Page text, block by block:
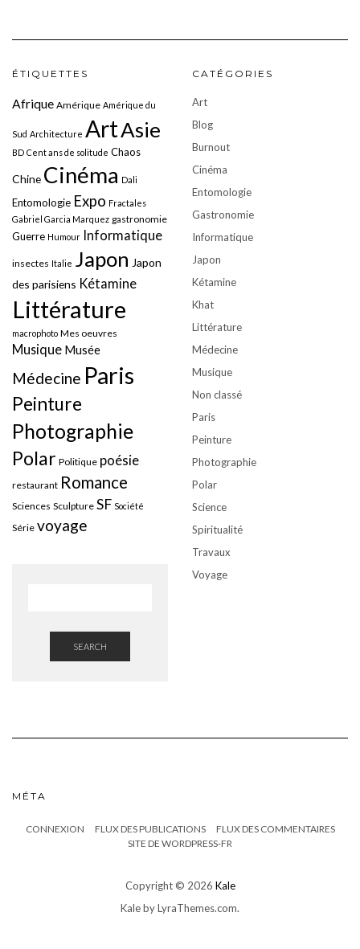
ÉTIQUETTES
Afrique Amérique Amérique du
Sud Architecture ArtAsie
BD Cent ans de solitude Chaos
Chine Cinéma Dali
Entomologie Expo Fractales
Gabriel Garcia Marquez gastronomie
Guerre Humour Informatique
insectes Italie Japon Japon
des parisiens Kétamine
Littérature
macrophoto Mes oeuvres
Musique Musée
Médecine Paris
Peinture
Photographie
Polar Politique poésie
restaurant Romance
Sciences Sculpture SF Société
Série voyage
SEARCH
CATÉGORIES
Art
Blog
Burnout
Cinéma
Entomologie
Gastronomie
Informatique
Japon
Kétamine
Khat
Littérature
Médecine
Musique
Non classé
Paris
Peinture
Photographie
Polar
Science
Spiritualité
Travaux
Voyage
MÉTA
CONNEXION FLUX DES PUBLICATIONS
FLUX DES COMMENTAIRES
SITE DE WORDPRESS-FR
Copyright © 2026 Kale
Kaleby LyraThemes.com.